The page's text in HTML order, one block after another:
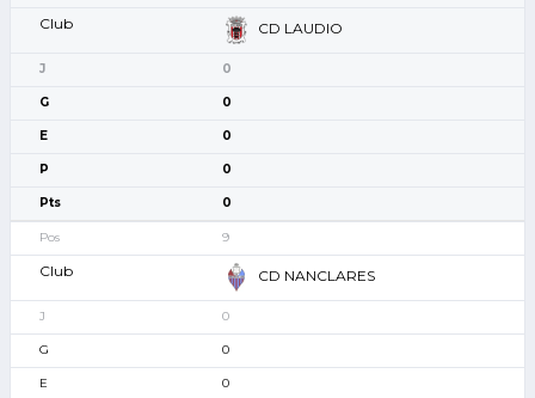
CD LAUDIO
0
0
0
0
0
9
CD NANCLARES
0
0
0